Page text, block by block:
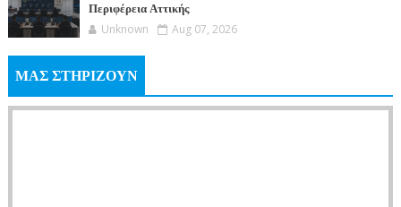
Περιφέρεια Αττικής
Unknown Aug 07, 2026
ΜΑΣ ΣΤΗΡΙΖΟΥΝ